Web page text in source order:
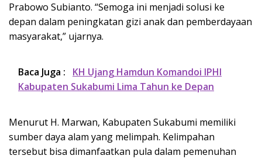
Prabowo Subianto. “Semoga ini menjadi solusi ke
depan dalam peningkatan gizi anak dan pemberdayaan
masyarakat,” ujarnya.
Baca Juga :
KH Ujang Hamdun Komandoi IPHI
Kabupaten Sukabumi Lima Tahun ke Depan
Menurut H. Marwan, Kabupaten Sukabumi memiliki
sumber daya alam yang melimpah. Kelimpahan
tersebut bisa dimanfaatkan pula dalam pemenuhan